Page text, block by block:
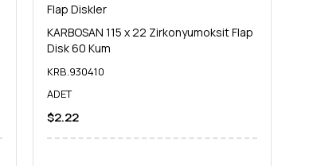
Flap Diskler
KARBOSAN 115 x 22 Zirkonyumoksit Flap
Disk 60 Kum
KRB.930410
ADET
$2.22